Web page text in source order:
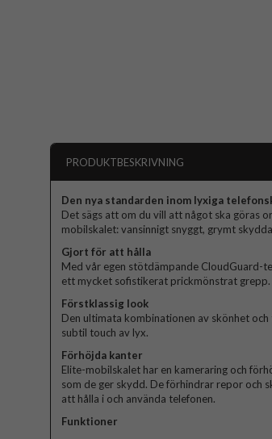
PRODUKTBESKRIVNING
Den nya standarden inom lyxiga
Det sägs att om du vill att något ska göras
mobilskalet: vansinnigt snyggt, grymt
Gjort för att hålla
Med vår egen stötdämpande CloudGuard-
ett mycket sofistikerat prickmönstrat grepp.
Förstklassig look
Den ultimata kombinationen av skönhet
subtil touch av lyx.
Förhöjda kanter
Elite-mobilskalet har en kameraring och
som de ger skydd. De förhindrar repor och
att hålla i och använda telefonen.
Funktioner